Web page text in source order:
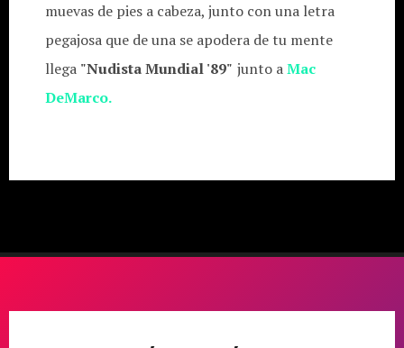
muevas de pies a cabeza, junto con una letra
pegajosa que de una se apodera de tu mente
llega "Nudista Mundial '89" junto aMac
DeMarco.